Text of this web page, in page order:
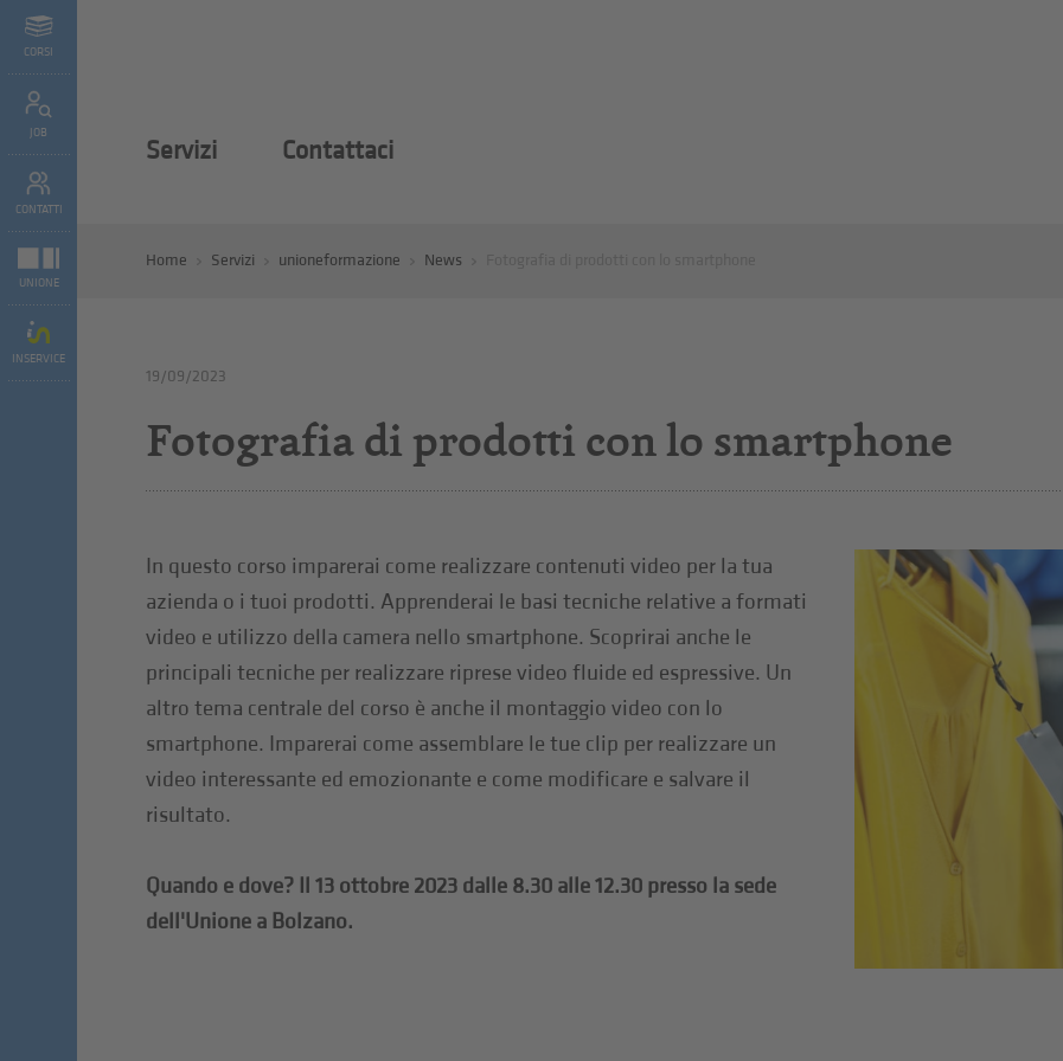
CORSI
JOB
CONTATTI
UNIONE
INSERVICE
Servizi Contattaci
Home Servizi unioneformazione News
19/09/2023
Fotografia di prodotti con lo smartphone
In questo corso imparerai come realizzare contenuti video per la tua
azienda o i tuoi prodotti. Apprenderai le basi tecniche relative a formati
video e utilizzo della camera nello smartphone. Scoprirai anche le
principali tecniche per realizzare riprese video fluide ed espressive. Un
altro tema centrale del corso è anche il montaggio video con lo
smartphone. Imparerai come assemblare le tue clip per realizzare un
video interessante ed emozionante e come modificare e salvare il
risultato.
Quando e dove? Il 13 ottobre 2023 dalle 8.30 alle 12.30 presso la sede
dell'Unione a Bolzano.